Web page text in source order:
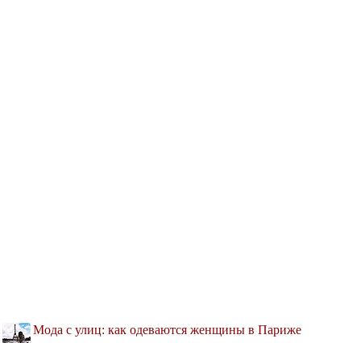
Мода с улиц: как одеваются женщины в Париже